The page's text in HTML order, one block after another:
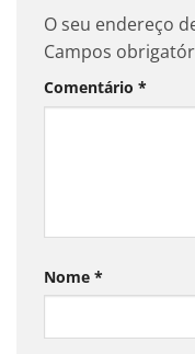
O seu endereço
Campos
Comentário *
Nome *